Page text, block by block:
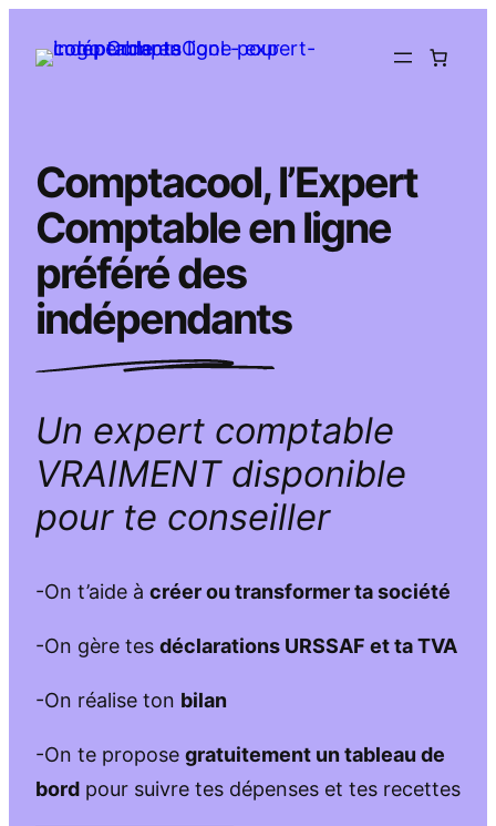
Comptacool, l’Expert
Comptable en ligne
préféré des
indépendants
Un expert comptable
VRAIMENT disponible
pour te conseiller
-On t’aide à créer ou transformer ta société
-On gère tes déclarations URSSAF et ta TVA
-On réalise ton bilan
-On te propose gratuitement un tableau de
bord pour suivre tes dépenses et tes recettes